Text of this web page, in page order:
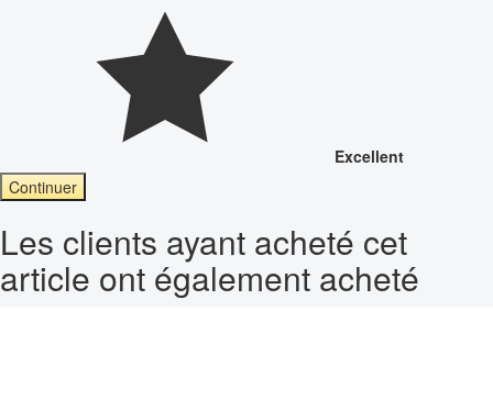
Excellent
Continuer
Les clients ayant acheté cet
article ont également acheté